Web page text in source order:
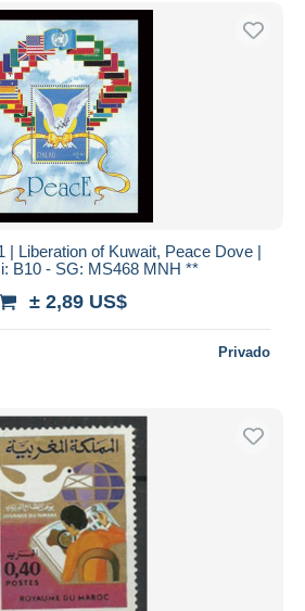
bancaria
Aplicar
| Liberation of Kuwait, Peace Dove |
B10 - SG: MS468 MNH **
± 2,89 US$
Privado